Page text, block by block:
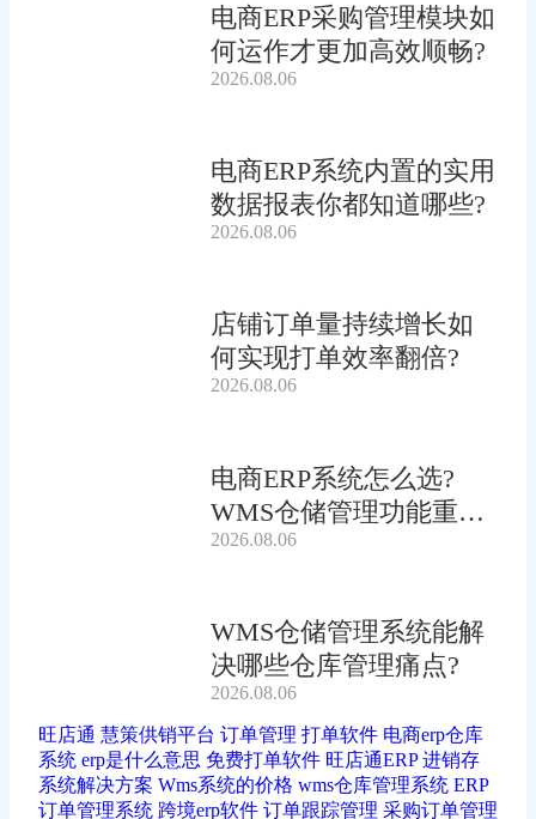
电商ERP采购管理模块如
何运作才更加高效顺畅?
2026.08.06
电商ERP系统内置的实用
数据报表你都知道哪些?
2026.08.06
店铺订单量持续增长如
何实现打单效率翻倍?
2026.08.06
电商ERP系统怎么选?
WMS仓储管理功能重要
吗?
2026.08.06
WMS仓储管理系统能解
决哪些仓库管理痛点?
2026.08.06
旺店通 慧策供销平台 订单管理 打单软件 电商erp仓库
系统 erp是什么意思 免费打单软件 旺店通ERP 进销存
系统解决方案 Wms系统的价格 wms仓库管理系统 ERP
订单管理系统 跨境erp软件 订单跟踪管理 采购订单管理